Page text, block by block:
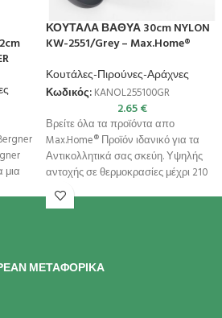
μια
ΚΟΥΤΑΛΑ ΒΑΘΥΑ 30cm NYLON
KW-2551/Grey – Max.Home®
Κουτάλες-Πιρούνες-Αράχνες
Κωδικός: KANOL255100GR
2.65€
Βρείτε όλα τα προϊόντα απο
Max.Home® Προϊόν ιδανικό για τα
Αντικολλητικά σας σκεύη. Υψηλής
αντοχής σε θερμοκρασίες μέχρι 210
βαθμούς
ΜΕΤΑΦΟΡΙΚΑ